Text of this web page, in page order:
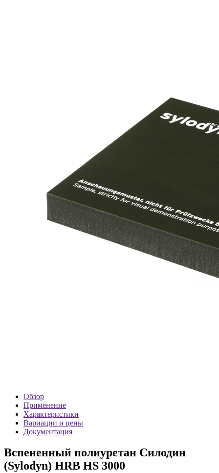
Обзор
Применение
Характеристики
Вариации и цены
Документация
Вспененный полиуретан Силодин
(Sylodyn) HRB HS 3000